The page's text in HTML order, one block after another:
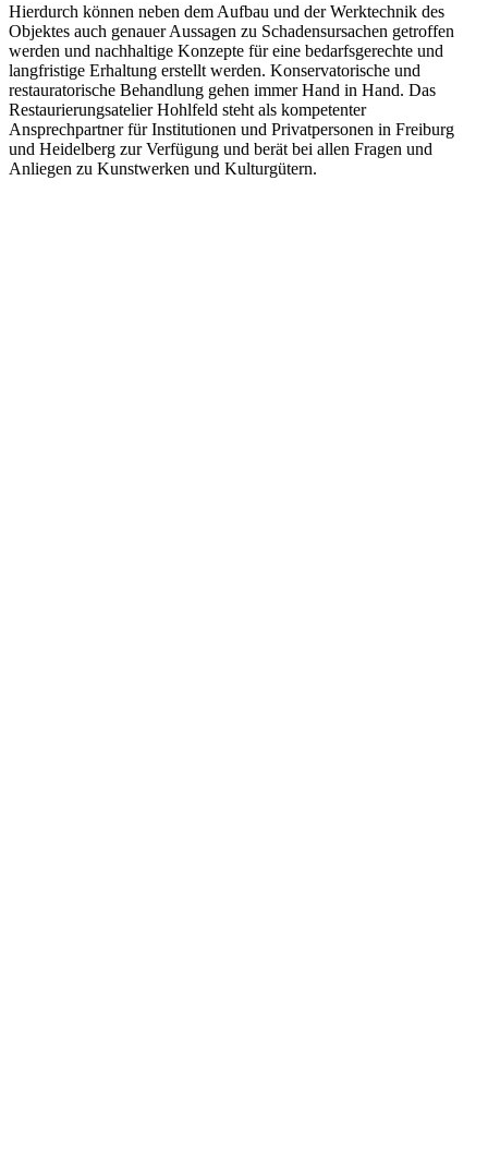
Hierdurch können neben dem Aufbau und der Werktechnik des
Objektes auch genauer Aussagen zu Schadensursachen getroffen
werden und nachhaltige Konzepte für eine bedarfsgerechte und
langfristige Erhaltung erstellt werden. Konservatorische und
restauratorische Behandlung gehen immer Hand in Hand. Das
Restaurierungsatelier Hohlfeld steht als kompetenter
Ansprechpartner für Institutionen und Privatpersonen in Freiburg
und Heidelberg zur Verfügung und berät bei allen Fragen und
Anliegen zu Kunstwerken und Kulturgütern.